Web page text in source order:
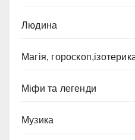
Людина
Магія,
Міфи та легенди
Музика